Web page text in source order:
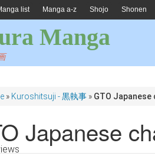
list Manga a-z Shojo Shonen
Manga
» Kuroshitsuji - 黒執事 » GTO Japanese
Japanese